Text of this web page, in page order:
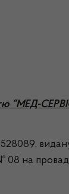
“МЕД-
видану
на